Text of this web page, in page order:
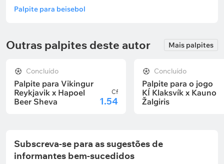
Palpite para beisebol
Outras palpites deste autor Mais palpites
Concluído
Palpite para Vikingur
Reykjavik x Hapoel
Beer Sheva
Cf
1.54
Concluído
Palpite para o jogo
KÍ Klaksvík x Kauno
Žalgiris
Subscreva-se para as sugestões de
informantes bem-sucedidos